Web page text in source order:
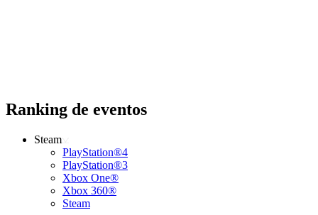
Ranking de eventos
Steam
PlayStation®4
PlayStation®3
Xbox One®
Xbox 360®
Steam